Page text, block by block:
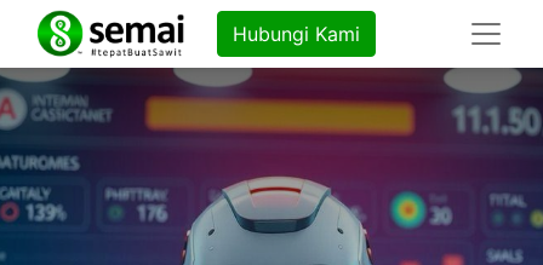
Hubungi Kami